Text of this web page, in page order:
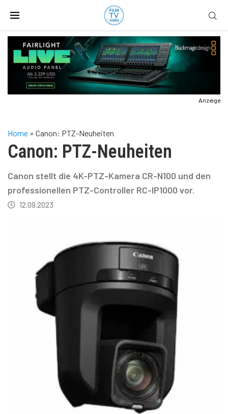
Anzeige
Home » Canon: PTZ-Neuheiten
Canon: PTZ-Neuheiten
Canon stellt die 4K-PTZ-Kamera CR-N100 und den
professionellen PTZ-Controller RC-IP1000 vor.
12.09.2023